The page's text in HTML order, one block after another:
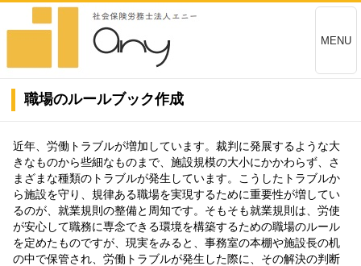
MENU
職場のルールブック作成
近年、労働トラブルが増加しています。裁判に発展するような大
きなものから些細なものまで、施設規模の大小にかかわらず、さ
まざまな種類のトラブルが発生しています。こうしたトラブルか
ら施設を守り、規律ある職場を実現するために重要性が増してい
るのが、就業規則の整備と周知です。そもそも就業規則は、労使
が安心して職務に専念できる環境を構築するための職場のルール
を定めたものですが、現実をみると、事務室の本棚や施設長の机
の中で保管され、労働トラブルが発生した際に、その解決の判断